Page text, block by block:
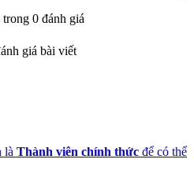
0 đánh giá
giá bài viết
là Thành viên chính thức để có thể